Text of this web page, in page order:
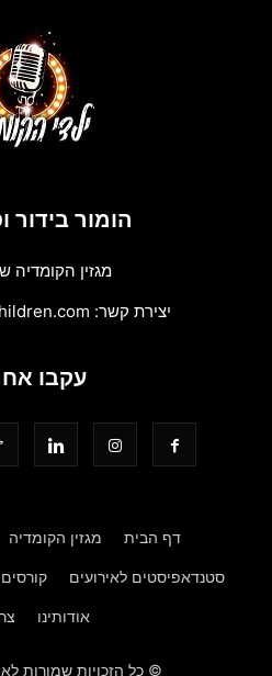
הומור בידור
מגזין הקומדיה
יצירת קשר:
עקבו
דף הבית מגזין הקומדיה
סטנדאפיסטים לאירועים
אודותינו
© כל הזכויות שמורות